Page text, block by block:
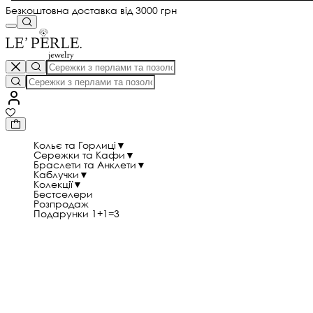
Безкоштовна доставка від 3000 грн
Кольє та Горлиці ▼
Сережки та Кафи ▼
Браслети та Анклети ▼
Каблучки ▼
Колекції▼
Бестселери
Розпродаж
Подарунки 1+1=3